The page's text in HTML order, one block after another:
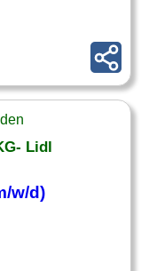
Lidl
w/d)